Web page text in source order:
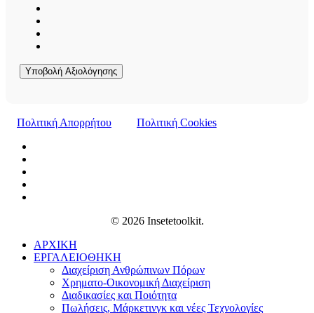
Υποβολή Αξιολόγησης
Πολιτική Απορρήτου Πολιτική Cookies
© 2026 Insetetoolkit.
ΑΡΧΙΚΗ
ΕΡΓΑΛΕΙΟΘΗΚΗ
Διαχείριση Ανθρώπινων Πόρων
Χρηματο-Οικονομική Διαχείριση
Διαδικασίες και Ποιότητα
Πωλήσεις, Μάρκετινγκ και νέες Τεχνολογίες